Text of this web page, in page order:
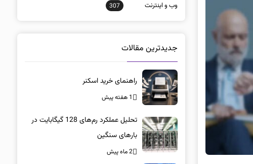
وب و اينترنت 307
جدیدترین مقالات
راهنمای خرید اسکنر
1 هفته پیش
تحلیل عملکرد رم‌های 128 گیگابایت در
بارهای سنگین
2 ماه پیش